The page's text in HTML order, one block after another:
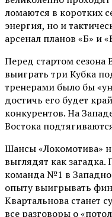
ломаются в коротких
энергия, но и
арсенал планов «Б» и
Перед стартом сезона
выиграть три Кубка
тренерами было бы
достичь его будет
конкурентов. На
Востока
Шансы «Локомотива»
выглядят как загадка.
команда №1 в
опыту выигрывать
Квартальнова станет
все разговоры о